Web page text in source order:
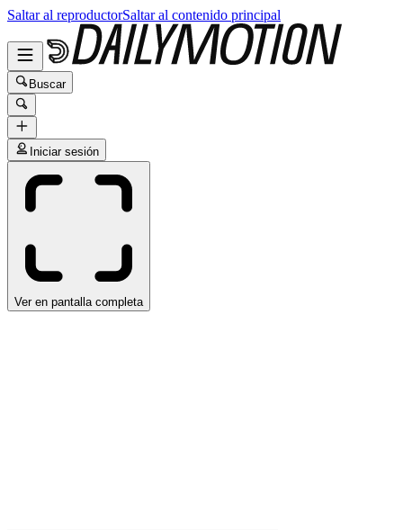
Saltar al reproductorSaltar al contenido principal
Buscar
Iniciar sesión
Ver en pantalla completa